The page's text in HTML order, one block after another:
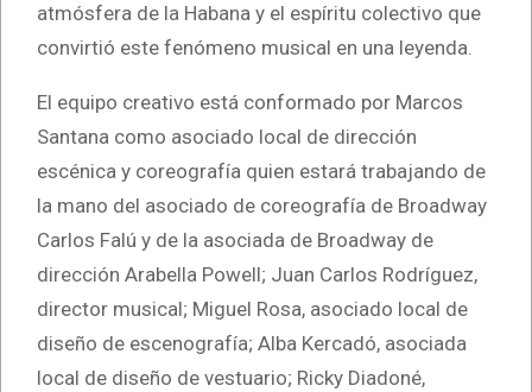
atmósfera de la Habana y el espíritu colectivo que
convirtió este fenómeno musical en una leyenda.
El equipo creativo está conformado por Marcos
Santana como asociado local de dirección
escénica y coreografía quien estará trabajando de
la mano del asociado de coreografía de Broadway
Carlos Falú y de la asociada de Broadway de
dirección Arabella Powell; Juan Carlos Rodríguez,
director musical; Miguel Rosa, asociado local de
diseño de escenografía; Alba Kercadó, asociada
local de diseño de vestuario; Ricky Diadoné,